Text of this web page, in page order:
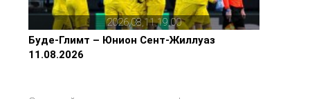
2026,08,11,19,00
Буде-Глимт – Юнион Сент-Жиллуаз
11.08.2026